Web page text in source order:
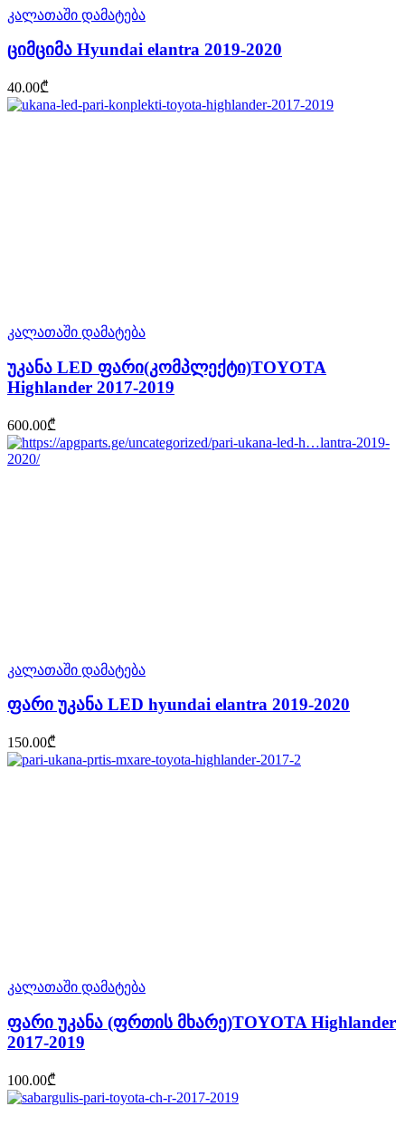
კალათაში დამატება
ციმციმა Hyundai elantra 2019-2020
40.00₾
კალათაში დამატება
უკანა LED ფარი(კომპლექტი)TOYOTA
Highlander 2017-2019
600.00₾
კალათაში დამატება
ფარი უკანა LED hyundai elantra 2019-2020
150.00₾
კალათაში დამატება
ფარი უკანა (ფრთის მხარე)TOYOTA Highlander
2017-2019
100.00₾